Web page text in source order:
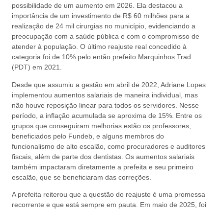
possibilidade de um aumento em 2026. Ela destacou a
importância de um investimento de R$ 60 milhões para a
realização de 24 mil cirurgias no município, evidenciando a
preocupação com a saúde pública e com o compromisso de
atender à população. O último reajuste real concedido à
categoria foi de 10% pelo então prefeito Marquinhos Trad
(PDT) em 2021.
Desde que assumiu a gestão em abril de 2022, Adriane Lopes
implementou aumentos salariais de maneira individual, mas
não houve reposição linear para todos os servidores. Nesse
período, a inflação acumulada se aproxima de 15%. Entre os
grupos que conseguiram melhorias estão os professores,
beneficiados pelo Fundeb, e alguns membros do
funcionalismo de alto escalão, como procuradores e auditores
fiscais, além de parte dos dentistas. Os aumentos salariais
também impactaram diretamente a prefeita e seu primeiro
escalão, que se beneficiaram das correções.
A prefeita reiterou que a questão do reajuste é uma promessa
recorrente e que está sempre em pauta. Em maio de 2025, foi